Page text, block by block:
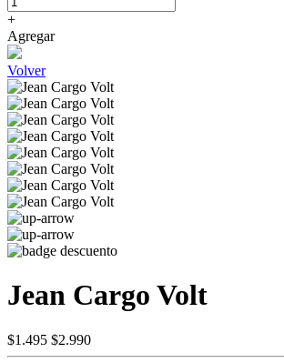
+
Agregar
Volver
Jean Cargo Volt
$1.495 $2.990